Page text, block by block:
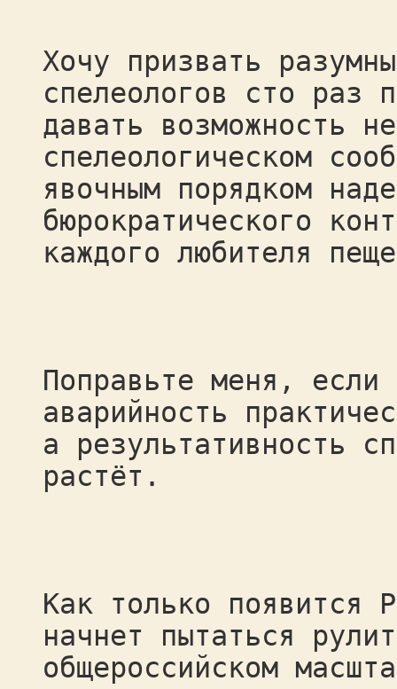
Хочу призвать
спелеологов сто раз
давать возможность
спелеологическом
явочным порядком
бюрократического
каждого любителя
Поправьте меня,
аварийность
а результативность
растёт.
Как только появится
начнет пытаться
общероссийском